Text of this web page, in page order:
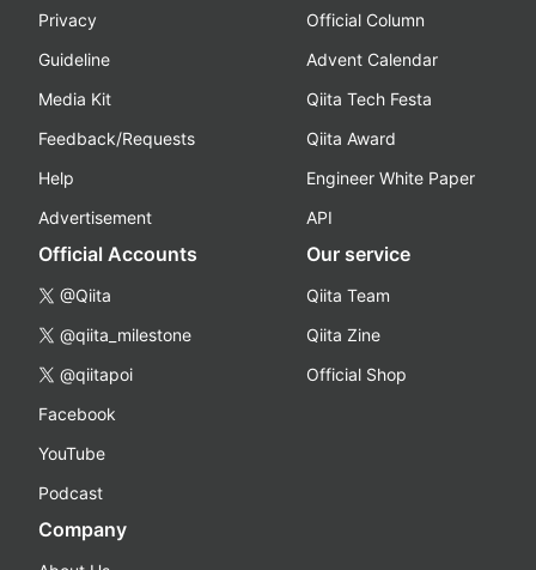
Privacy
Guideline
Media Kit
Feedback/Requests
Help
Advertisement
Official Column
Advent Calendar
Qiita Tech Festa
Qiita Award
Engineer White Paper
API
Official Accounts
@Qiita
@qiita_milestone
@qiitapoi
Facebook
YouTube
Podcast
Our service
Qiita Team
Qiita Zine
Official Shop
Company